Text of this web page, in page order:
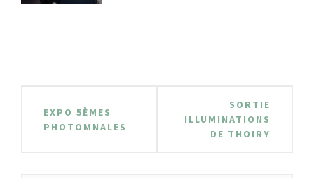
EXPO 5ÈMES
PHOTOMNALES
SORTIE
ILLUMINATIONS
DE THOIRY